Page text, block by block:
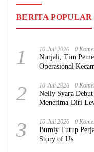
BERITA POPULAR
1 10 Juli 2026 0
Nurjali, Tim
Operasional
2 10 Juli 2026 0
Nelly Syara
Menerima Diri
3 10 Juli 2026 0
Bumiy Tutup
Story of Us